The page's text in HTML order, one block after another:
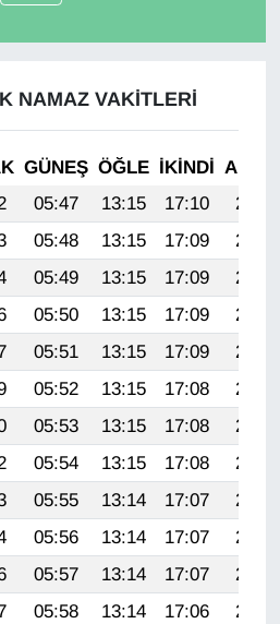
NAMAZ VAKITLERI
GÜNEŞ ÖĞLE İKINDI
05:47 13:15 17:10
20:32
05:48 13:15 17:09
20:31
05:49 13:15 17:09
20:30
05:50 13:15 17:09
20:29
05:51 13:15 17:09
20:28
05:52 13:15 17:08
20:27
05:53 13:15 17:08
20:26
05:54 13:15 17:08
20:25
05:55 13:14 17:07
20:24
05:56 13:14 17:07
20:23
05:57 13:14 17:07
20:22
05:58 13:14 17:06
20:21